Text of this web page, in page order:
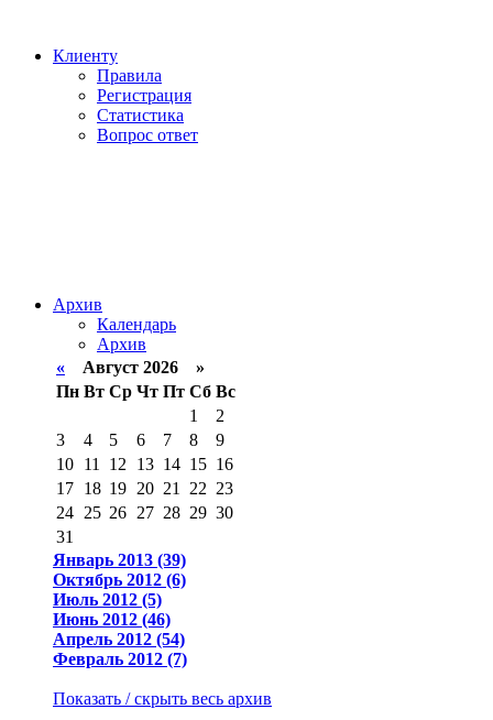
Клиенту
Правила
Регистрация
Статистика
Вопрос ответ
Архив
Календарь
Архив
« Август 2026 »
Пн Вт Ср Чт Пт Сб Вс
1
2
3
4 5 6 7 8
9
10 11 12 13 14 15 16
17 18 19 20 21 22 23
24 25 26 27 28 29 30
31
Январь 2013 (39)
Октябрь 2012 (6)
Июль 2012 (5)
Июнь 2012 (46)
Апрель 2012 (54)
Февраль 2012 (7)
Показать / скрыть весь архив